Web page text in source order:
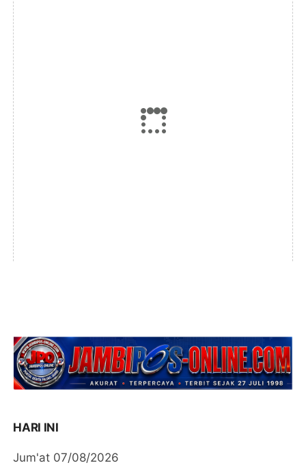
HARI INI
Jum'at 07/08/2026